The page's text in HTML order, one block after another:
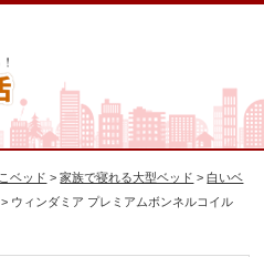
ベッド >家族で寝れる大型ベッド >白いベ
> ウィンダミア プレミアムボンネルコイル